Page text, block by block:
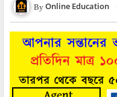
Online Education